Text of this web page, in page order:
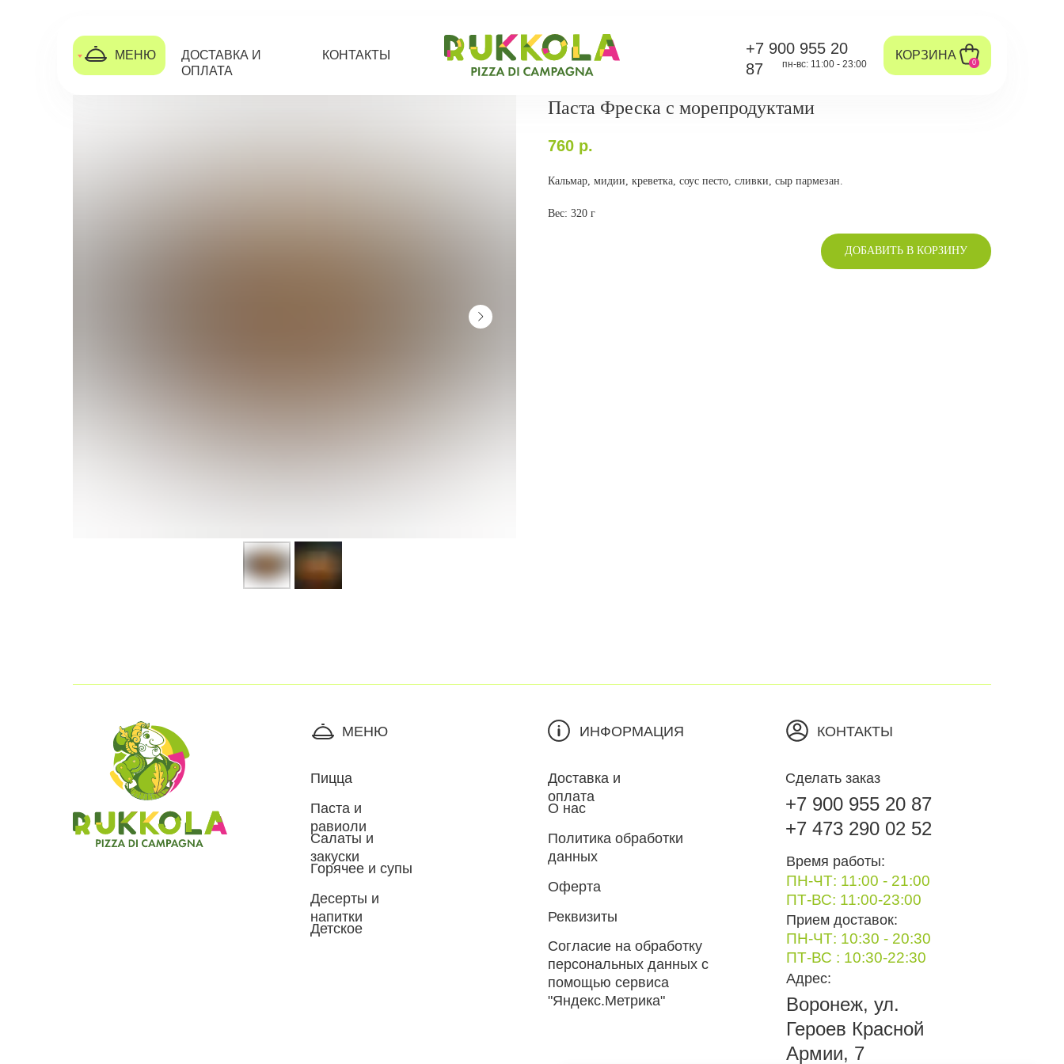
МЕНЮ
ДОСТАВКА И
ОПЛАТА
КОНТАКТЫ
+7 900 955 20
87
пн-вс: 11:00 - 23:00
КОРЗИНА
0
Паста Фреска с морепродуктами
760 р.
ДОБАВИТЬ В КОРЗИНУ
Кальмар, мидии, креветка, соус песто, сливки, сыр пармезан.
Вес: 320 г
ИНФОРМАЦИЯ
Доставка и
оплата
О нас
Политика обработки
данных
Согласие на обработку
персональных данных с
помощью сервиса
"Яндекс.Метрика"
Оферта
Реквизиты
МЕНЮ
Пицца
Паста и
равиоли
Салаты и
закуски
Горячее и супы
Десерты и
напитки
Детское
КОНТАКТЫ
Сделать заказ
+7 900 955 20 87
+7 473 290 02 52
Время работы:
ПН-ЧТ: 11:00 - 21:00
ПТ-ВС: 11:00-23:00
Адрес:
Воронеж, ул.
Героев Красной
Армии, 7
Прием доставок:
ПН-ЧТ: 10:30 - 20:30
ПТ-ВС : 10:30-22:30